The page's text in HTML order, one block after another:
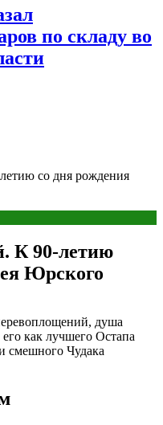
по складу во
со дня рождения
К 90-летию
Юрского
душа
как лучшего Остапа
смешного Чудака